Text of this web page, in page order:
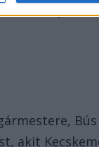
Bús
akit